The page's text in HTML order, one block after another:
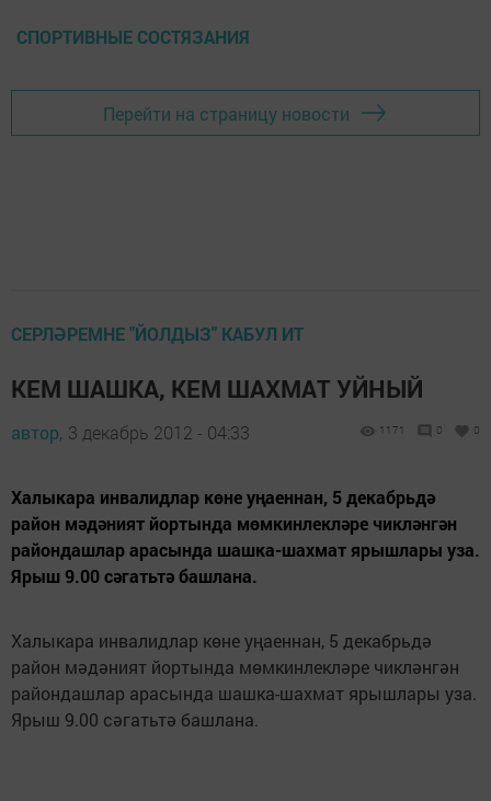
СПОРТИВНЫЕ СОСТЯЗАНИЯ
Перейти на страницу новости
СЕРЛӘРЕМНЕ "ЙОЛДЫЗ" КАБУЛ ИТ
КЕМ ШАШКА, КЕМ ШАХМАТ УЙНЫЙ
автор, 3 декабрь 2012 - 04:33 1171 0 0
Халыкара инвалидлар көне уңаеннан, 5 декабрьдә
район мәдәният йортында мөмкинлекләре чикләнгән
райондашлар арасында шашка-шахмат ярышлары уза.
Ярыш 9.00 сәгатьтә башлана.
Халыкара инвалидлар көне уңаеннан, 5 декабрьдә
район мәдәният йортында мөмкинлекләре чикләнгән
райондашлар арасында шашка-шахмат ярышлары уза.
Ярыш 9.00 сәгатьтә башлана.